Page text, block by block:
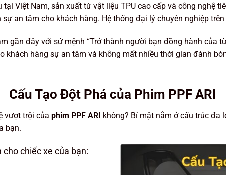
Việt Nam, sản xuất từ vật liệu TPU cao cấp và công nghệ
an tâm cho khách hàng. Hệ thống đại lý chuyên nghiệp
gần đây với sứ mệnh “Trở thành người bạn đồng hành của
khách hàng sự an tâm và không mất nhiều thời gian đánh
Cấu Tạo Đột Phá của Phim PPF ARI
vượt trội của phim PPF ARI không? Bí mật nằm ở cấu trúc đa
bạn.
chiếc xe của bạn: